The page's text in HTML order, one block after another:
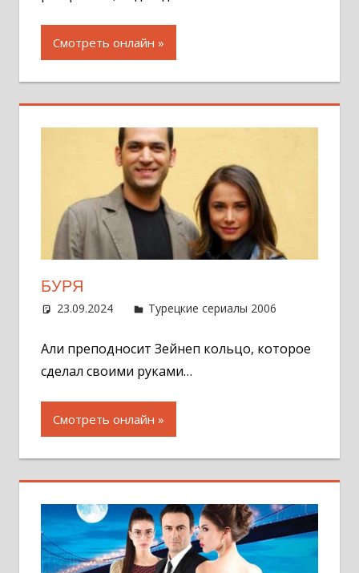
Смотреть онлайн
БУРЯ
23.09.2024 Администратор
Турецкие сериалы 2006
Али преподносит Зейнеп кольцо, которое
сделал своими руками…
Смотреть онлайн